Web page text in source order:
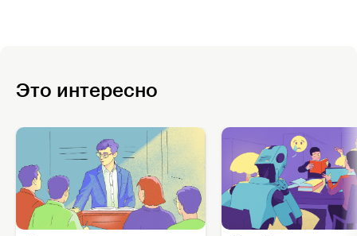
Это интересно